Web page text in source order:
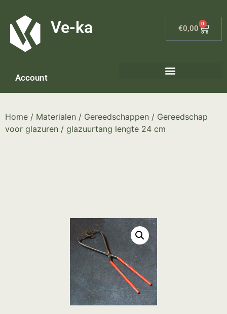
Ve-ka €0,00
0
Account
Home / Materialen / Gereedschappen / Gereedschap
voor glazuren / glazuurtang lengte 24 cm